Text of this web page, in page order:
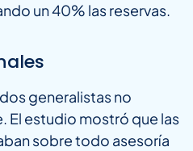
un 40% las reservas.
generalistas no
El estudio mostró que las
sobre todo asesoría